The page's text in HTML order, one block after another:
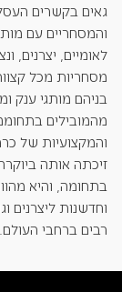
גאים בקשרים
והמסחריים עם
לאומיים, יצרנים,
מסחריות מכל
בניהם מותגי ענק
מהמובילים
והמקצועיות של
זיכתה אותה
בתחומה, והיא
וחדשנות ליצרנים
רבים ברחבי העולם.